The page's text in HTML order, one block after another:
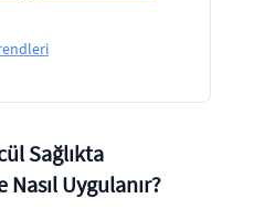
Sağlıkta
Uygulanır?